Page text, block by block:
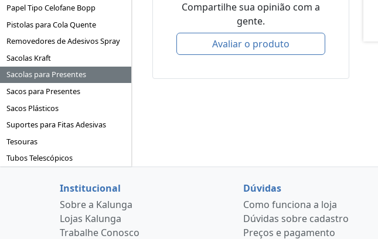
Papel Tipo Celofane Bopp
Pistolas para Cola Quente
Removedores de Adesivos Spray
Sacolas Kraft
Sacolas para Presentes
Sacos para Presentes
Sacos Plásticos
Suportes para Fitas Adesivas
Tesouras
Tubos Telescópicos
Compartilhe sua opinião com a
gente.
Avaliar o produto
Institucional
Sobre a Kalunga
Lojas Kalunga
Trabalhe Conosco
Dúvidas
Como funciona a loja
Dúvidas sobre cadastro
Preços e pagamento